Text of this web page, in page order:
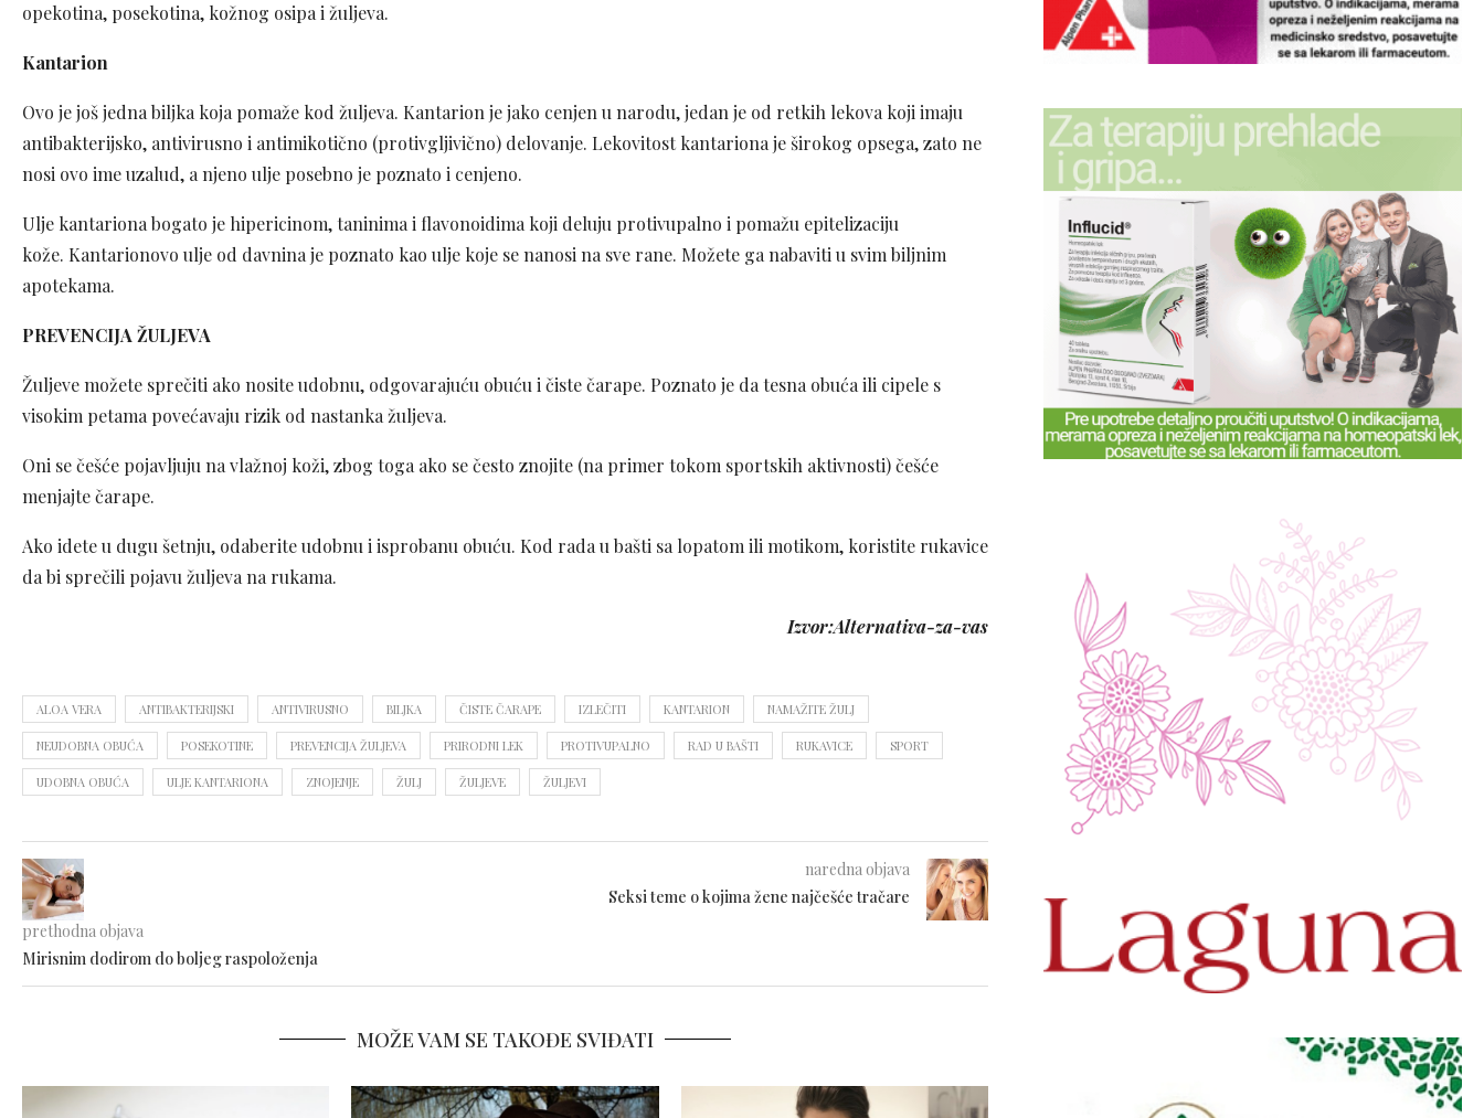
opekotina, posekotina, kožnog osipa i žuljeva.
Kantarion
Ovo je još jedna biljka koja pomaže kod žuljeva. Kantarion je jako cenjen u narodu, jedan je od retkih lekova koji imaju
antibakterijsko, antivirusno i antimikotično (protivgljivično) delovanje. Lekovitost kantariona je širokog opsega, zato ne
nosi ovo ime uzalud, a njeno ulje posebno je poznato i cenjeno.
Ulje kantariona bogato je hipericinom, taninima i flavonoidima koji deluju protivupalno i pomažu epitelizaciju
kože. Kantarionovo ulje od davnina je poznato kao ulje koje se nanosi na sve rane. Možete ga nabaviti u svim biljnim
apotekama.
PREVENCIJA ŽULJEVA
Žuljeve možete sprečiti ako nosite udobnu, odgovarajuću obuću i čiste čarape. Poznato je da tesna obuća ili cipele s
visokim petama povećavaju rizik od nastanka žuljeva.
Oni se češće pojavljuju na vlažnoj koži, zbog toga ako se često znojite (na primer tokom sportskih aktivnosti) češće
menjajte čarape.
Ako idete u dugu šetnju, odaberite udobnu i isprobanu obuću. Kod rada u bašti sa lopatom ili motikom, koristite rukavice
da bi sprečili pojavu žuljeva na rukama.
Izvor:Alternativa-za-vas
ALOA VERA ANTIBAKTERIJSKI ANTIVIRUSNO BILJKA ČISTE ČARAPE IZLEČITI KANTARION NAMAŽITE ŽULJ
NEUDOBNA OBUĆA POSEKOTINE PREVENCIJA ŽULJEVA PRIRODNI LEK PROTIVUPALNO RAD U BAŠTI RUKAVICE SPORT
UDOBNA OBUĆA ULJE KANTARIONA ZNOJENJE ŽULJ ŽULJEVE ŽULJEVI
prethodna objava
Mirisnim dodirom do boljeg raspoloženja
naredna objava
Seksi teme o kojima žene najčešće tračare
MOŽE VAM SE TAKOĐE SVIĐATI